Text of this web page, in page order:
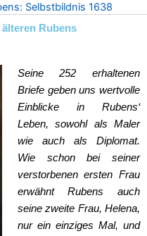
Selbstbildnis 1638
Rubens
Seine 252 erhaltenen
Briefe geben uns wertvolle
Einblicke in Rubens‘
Leben, sowohl als Maler
wie auch als Diplomat.
Wie schon bei seiner
verstorbenen ersten Frau
erwähnt Rubens auch
seine zweite Frau, Helena,
nur ein einziges Mal, und